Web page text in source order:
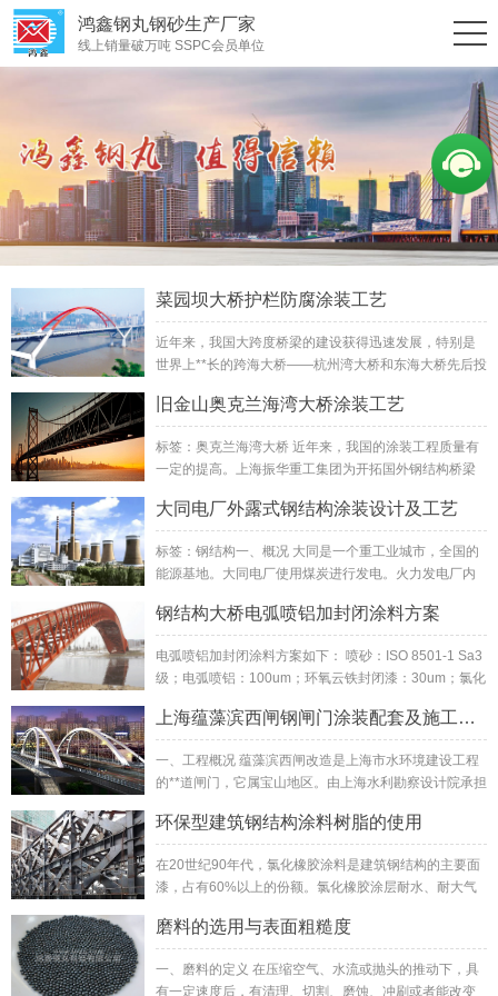
鸿鑫钢丸钢砂生产厂家
线上销量破万吨 SSPC会员单位
菜园坝大桥护栏防腐涂装工艺
近年来，我国大跨度桥梁的建设获得迅速发展，特别是
世界上**长的跨海大桥——杭州湾大桥和东海大桥先后投
世界先进水平...
旧金山奥克兰海湾大桥涂装工艺
标签：奥克兰海湾大桥 近年来，我国的涂装工程质量有
一定的提高。上海振华重工集团为开拓国外钢结构桥梁
大同电厂外露式钢结构涂装设计及工艺
标签：钢结构一、概况 大同是一个重工业城市，全国的
能源基地。大同电厂使用煤炭进行发电。火力发电厂内
钢结构大桥电弧喷铝加封闭涂料方案
电弧喷铝加封闭涂料方案如下： 喷砂：ISO 8501-1 Sa3
级；电弧喷铝：100um；环氧云铁封闭漆：30um；氯化
上海蕴藻滨西闸钢闸门涂装配套及施工工艺
一、工程概况 蕴藻滨西闸改造是上海市水环境建设工程
的**道闸门，它属宝山地区。由上海水利勘察设计院承担
环保型建筑钢结构涂料树脂的使用
在20世纪90年代，氯化橡胶涂料是建筑钢结构的主要面
漆，占有60%以上的份额。氯化橡胶涂层耐水、耐大气
磨料的选用与表面粗糙度
一、磨料的定义 在压缩空气、水流或抛头的推动下，具
有一定速度后，有清理、切割、磨蚀、冲刷或者能改变